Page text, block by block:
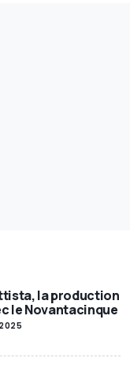
la production
le Novantacinque